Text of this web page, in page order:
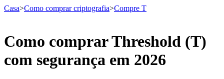
Futuros
Casa>Como comprar criptografia>Compre T
Como comprar Threshold (T)
com segurança em 2026